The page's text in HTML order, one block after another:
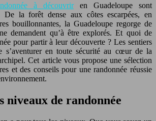
à découvriren Guadeloupe sont
De la forêt dense aux côtes escarpées, en
bouillonnantes, la Guadeloupe regorge de
demandent qu’à être explorés. Et quoi de
pour partir à leur découverte ? Les sentiers
s’aventurer en toute sécurité au cœur de la
Cet articlevous propose une sélection
et des conseils pour une randonnée réussie
niveaux de randonnée